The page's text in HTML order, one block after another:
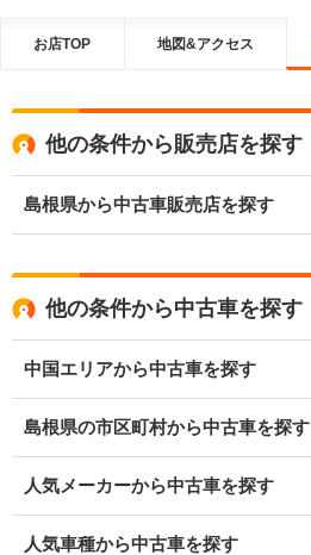
お店TOP 地図&アクセス
他の条件から販売店を探す
島根県から中古車販売店を探す
他の条件から中古車を探す
中国エリアから中古車を探す
島根県の市区町村から中古車を探す
人気メーカーから中古車を探す
人気車種から中古車を探す